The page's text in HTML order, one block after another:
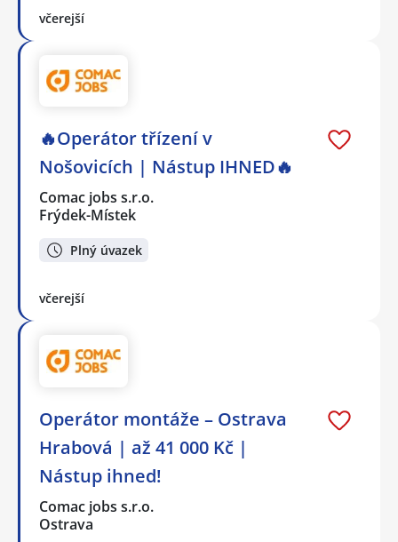
včerejší
🔥Operátor třízení v
Nošovicích | Nástup IHNED🔥
Comac jobs s.r.o.
Frýdek-Místek
Plný úvazek
včerejší
Operátor montáže – Ostrava
Hrabová | až 41 000 Kč |
Nástup ihned!
Comac jobs s.r.o.
Ostrava